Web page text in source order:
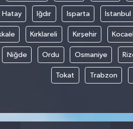
Hatay Iğdır Isparta İstanbul
Kırklareli Kırşehir
Niğde Ordu Osmaniye
Tokat Trabzon